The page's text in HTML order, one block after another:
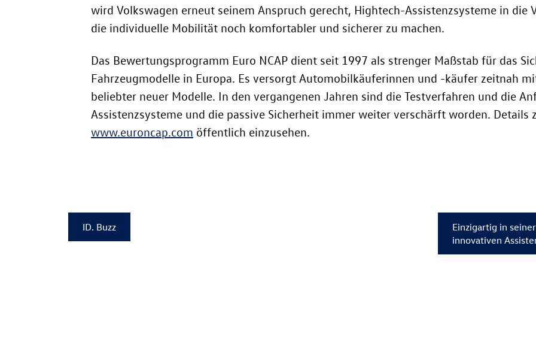
wird Volkswagen erneut seinem Anspruch gerecht, Hightech-Assistenzsysteme in die
die individuelle Mobilität noch komfortabler und sicherer zu machen.
Das Bewertungsprogramm Euro NCAP dient seit 1997 als strenger Maßstab für das
Fahrzeugmodelle in Europa. Es versorgt Automobilkäuferinnen und -käufer zeitnah
beliebter neuer Modelle. In den vergangenen Jahren sind die Testverfahren und die
Assistenzsysteme und die passive Sicherheit immer weiter verschärft worden. Details
www.euroncap.com öffentlich einzusehen.
ID. Buzz Einzigartig in
innovativen